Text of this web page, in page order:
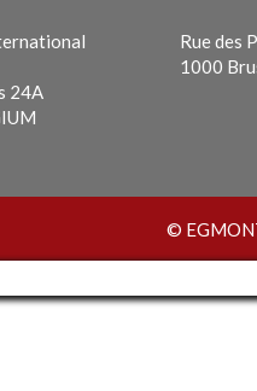
24A
Rue des
1000
©